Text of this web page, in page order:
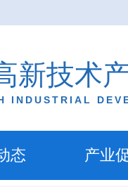
新技术
INDUSTRIAL
态 产业